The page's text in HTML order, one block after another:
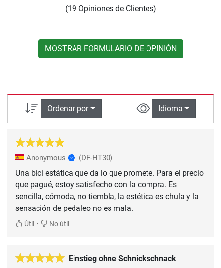
(19 Opiniones de Clientes)
MOSTRAR FORMULARIO DE OPINIÓN
Ordenar por Idioma
Anonymous (DF-HT30)
Una bici estática que da lo que promete. Para el precio
que pagué, estoy satisfecho con la compra. Es
sencilla, cómoda, no tiembla, la estética es chula y la
sensación de pedaleo no es mala.
Útil • No útil
Einstieg ohne Schnickschnack